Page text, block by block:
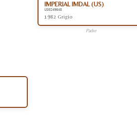
IMPERIAL IMDAL (US)
US0249645
1982 Grigio
Padre